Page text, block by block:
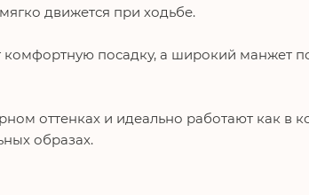
движется при ходьбе.
посадку, а широкий манжет
оттенках и идеально работают как в
образах.